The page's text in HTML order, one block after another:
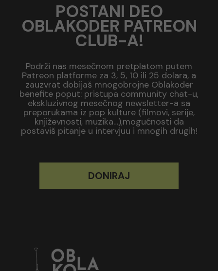
POSTANI DEO
OBLAKODER PATREON
CLUB-A!
Podrži nas mesečnom pretplatom putem
Patreon platforme za 3, 5, 10 ili 25 dolara, a
zauzvrat dobijaš mnogobrojne Oblakoder
benefite poput: pristupa community chat-u,
ekskluzivnog mesečnog newsletter-a sa
preporukama iz pop kulture (filmovi, serije,
književnosti, muzika…),mogućnosti da
postaviš pitanje u intervjuu i mnogih drugih!
DONIRAJ